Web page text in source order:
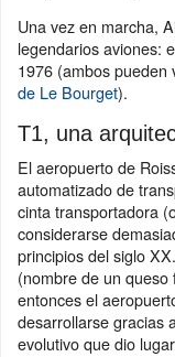
Una vez en marcha,
legendarios aviones:
1976 (ambos pueden
de Le Bourget).
T1, una
El aeropuerto de
automatizado de
cinta transportadora
considerarse
principios del siglo
(nombre de un
entonces el
desarrollarse gracias
evolutivo que dio